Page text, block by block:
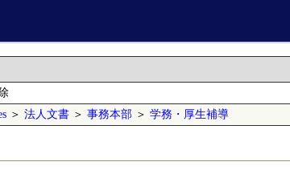
＞ 法人文書 ＞ 事務本部 ＞ 学務・厚生補導